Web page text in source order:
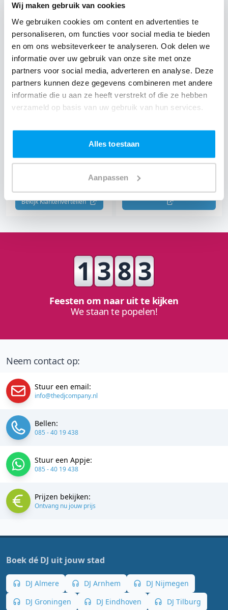
Wij maken gebruik van cookies
We gebruiken cookies om content en advertenties te
personaliseren, om functies voor social media te bieden
en om ons websiteverkeer te analyseren. Ook delen we
informatie over uw gebruik van onze site met onze
partners voor social media, adverteren en analyse. Deze
partners kunnen deze gegevens combineren met andere
informatie die u aan ze heeft verstrekt of die ze hebben
verzameld op basis van uw gebruik van hun services.
Alles toestaan
Aanpassen
"De beste muziek en mijn
favoriete genres"
Marie
Bekijk Facebook
onze wens"
Eric
Bekijk Google
9.3/ 10
helemaal ontzorgd"
Bekijk Klantenvertellen
9.6 / 10
zochten"
Mili & Jeroen
Bekijk The Perfect Wedding
1 3 8 3
Feesten om naar uit te kijken
We staan te popelen!
Neem contact op:
Stuur een email:
info@thedjcompany.nl
Bellen:
085 - 40 19 438
Stuur een Appje:
085 - 40 19 438
Prijzen bekijken:
Ontvang nu jouw prijs
Boek dé DJ uit jouw stad
DJ Almere DJ Arnhem
DJ Nijmegen
DJ Groningen
DJ Eindhoven
DJ Tilburg